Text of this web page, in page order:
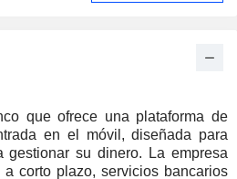
que ofrece una plataforma de
en el móvil, diseñada para
su dinero. La empresa
corto plazo, servicios bancarios